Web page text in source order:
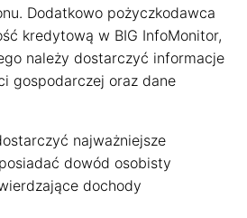
Dodatkowo pożyczkodawca
kredytową w BIG InfoMonitor,
należy dostarczyć informacje
gospodarczej oraz dane
najważniejsze
dowód osobisty
dochody